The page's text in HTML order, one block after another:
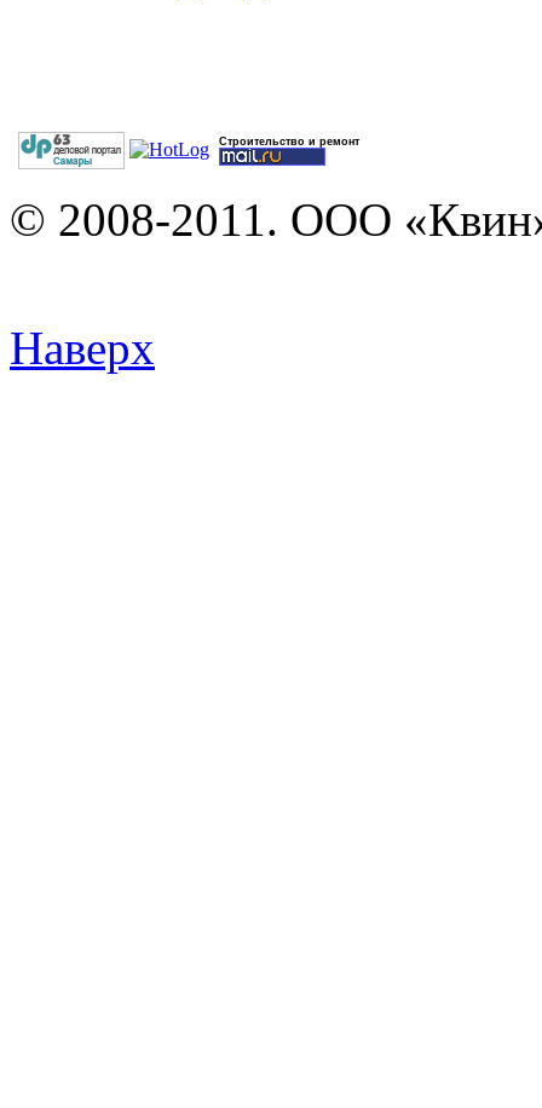
Строительство и ремонт
© 2008-2011. ООО
Наверх